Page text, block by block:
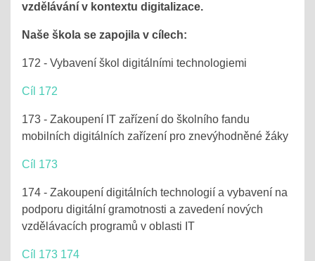
vzdělávání v kontextu digitalizace.
Naše škola se zapojila v cílech:
172 - Vybavení škol digitálními technologiemi
Cíl 172
173 - Zakoupení IT zařízení do školního fandu
mobilních digitálních zařízení pro znevýhodněné žáky
Cíl 173
174 - Zakoupení digitálních technologií a vybavení na
podporu digitální gramotnosti a zavedení nových
vzdělávacích programů v oblasti IT
Cíl 173 174